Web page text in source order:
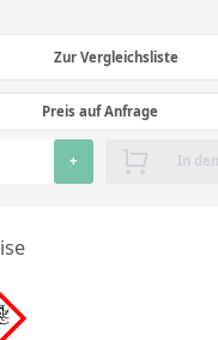
Partikelstandards
Zur Vergleichsliste
Preis auf Anfrage
+ In